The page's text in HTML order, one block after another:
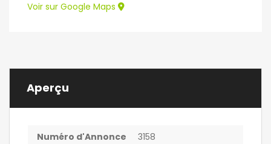
Voir sur Google Maps
Aperçu
Numéro d'Annonce 3158